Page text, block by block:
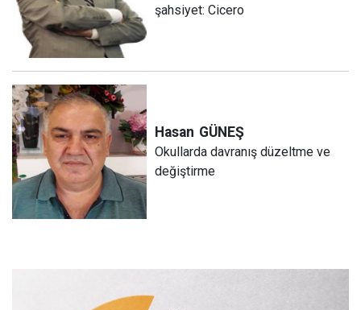
şahsiyet: Cicero
Hasan GÜNEŞ
Okullarda davranış düzeltme ve
değiştirme